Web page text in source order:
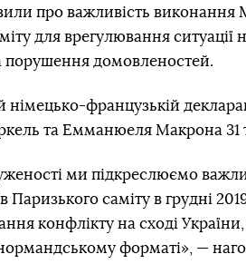
про важливість виконання
для врегулювання ситуації
порушення домовленостей.
німецько-французькій
та Емманюеля Макрона 31
ми підкреслюємо
Паризького саміту в грудні
конфлікту на сході України,
форматі», —